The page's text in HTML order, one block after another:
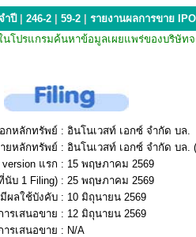
ำปี 246-2 59-2 รายงานผลการขาย IPO
นโปรแกรมค้นหาข้อมูลเผยแพร่ของบ
กหลักทรัพย์ : อินโนเวสท์ เอกซ์ จำกัด บล.
ยหลักทรัพย์ : อินโนเวสท์ เอกซ์ จำกัด บล.
แรก : 15 พฤษภาคม 2569
บ 1 Filing) : 25 พฤษภาคม 2569
ผลใช้บังคับ : 10 มิถุนายน 2569
รเสนอขาย : 12 มิถุนายน 2569
รเสนอขาย : N/A